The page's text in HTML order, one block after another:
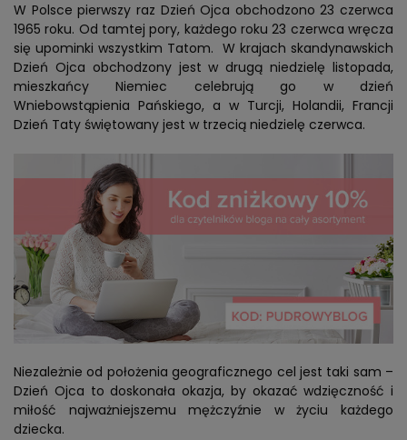
W Polsce pierwszy raz Dzień Ojca obchodzono 23 czerwca
1965 roku. Od tamtej pory, każdego roku 23 czerwca wręcza
się upominki wszystkim Tatom. W krajach skandynawskich
Dzień Ojca obchodzony jest w drugą niedzielę listopada,
mieszkańcy Niemiec celebrują go w dzień
Wniebowstąpienia Pańskiego, a w Turcji, Holandii, Francji
Dzień Taty świętowany jest w trzecią niedzielę czerwca.
Niezależnie od położenia geograficznego cel jest taki sam –
Dzień Ojca to doskonała okazja, by okazać wdzięczność i
miłość najważniejszemu mężczyźnie w życiu każdego
dziecka.